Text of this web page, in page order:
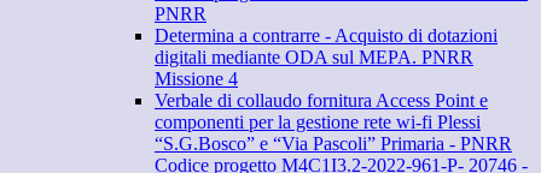
PNRR
Determina a contrarre - Acquisto di dotazioni
digitali mediante ODA sul MEPA. PNRR
Missione 4
Verbale di collaudo fornitura Access Point e
componenti per la gestione rete wi-fi Plessi
“S.G.Bosco” e “Via Pascoli” Primaria - PNRR
Codice progetto M4C1I3.2-2022-961-P- 20746 -